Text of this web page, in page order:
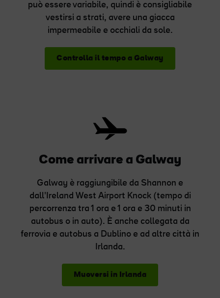
può essere variabile, quindi è consigliabile
vestirsi a strati, avere una giacca
impermeabile e occhiali da sole.
Controlla il tempo a Galway
Come arrivare a Galway
Galway è raggiungibile da Shannon e
dall'Ireland West Airport Knock (tempo di
percorrenza tra 1 ora e 1 ora e 30 minuti in
autobus o in auto). È anche collegata da
ferrovia e autobus a Dublino e ad altre città in
Irlanda.
Muoversi in Irlanda